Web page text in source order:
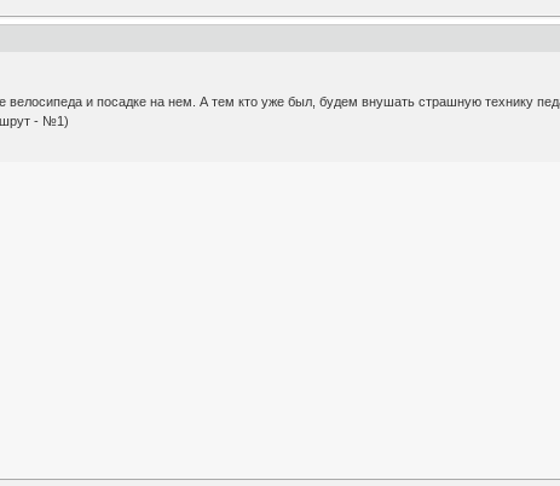
велосипеда и посадке на нем. А тем кто уже был, будем внушать страшную технику
- №1)